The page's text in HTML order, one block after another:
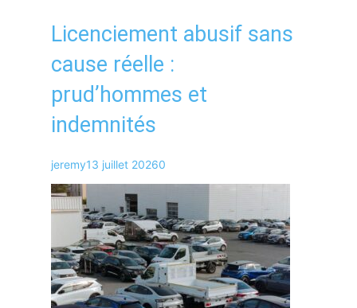
Licenciement abusif sans
cause réelle :
prud’hommes et
indemnités
jeremy13 juillet 20260